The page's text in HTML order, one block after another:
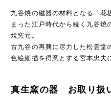
九谷焼の磁器の材料となる「花
まった江戸時代から続く九谷焼
焼窯元。
古九谷の再興に尽力した松雲堂
色絵細描を得意とする宮本忠夫
真生窯の器 お取り扱